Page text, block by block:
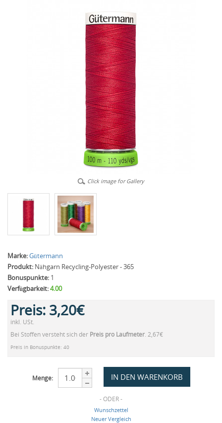
Click image for Gallery
Marke:Gütermann
Produkt: Nähgarn Recycling-Polyester - 365
Bonuspunkte: 1
Verfügbarkeit:4.00
Preis: 3,20€
inkl. USt.
Bei Stoffen versteht sich der Preis pro Laufmeter. 2,67€
Preis in Bonuspunkte: 40
Menge:
- ODER -
Wunschzettel
Neuer Vergleich